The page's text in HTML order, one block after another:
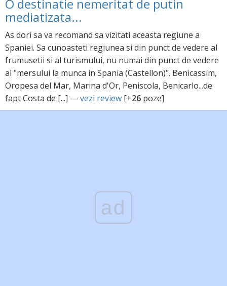
O destinatie nemeritat de putin
mediatizata...
As dori sa va recomand sa vizitati aceasta regiune a
Spaniei. Sa cunoasteti regiunea si din punct de vedere al
frumusetii si al turismului, nu numai din punct de vedere
al "mersului la munca in Spania (Castellon)". Benicassim,
Oropesa del Mar, Marina d'Or, Peniscola, Benicarlo...de
fapt Costa de [...] —vezi review [+26 poze]
ad